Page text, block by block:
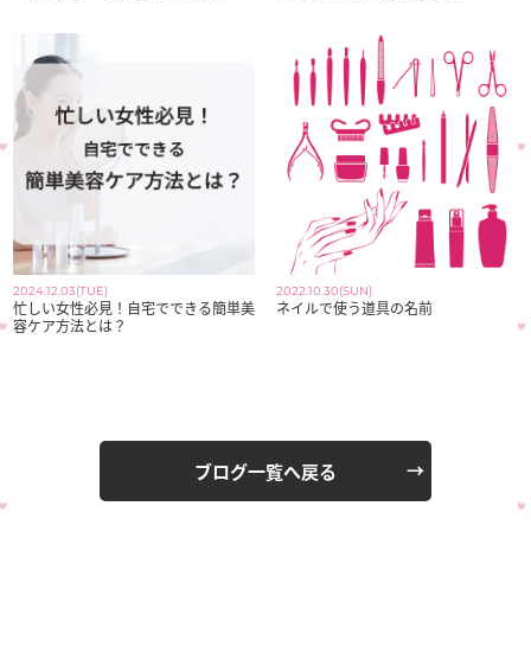
2024.12.03(TUE)
忙しい女性必見！自宅でできる簡単美
容ケア方法とは？
2022.10.30(SUN)
ネイルで使う道具の名前
ブログ一覧へ戻る